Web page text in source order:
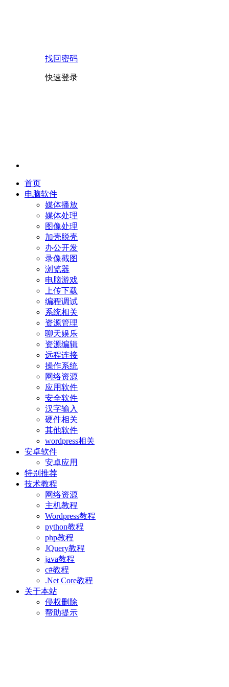
找回密码
快速登录
首页
电脑软件
媒体播放
媒体处理
图像处理
加壳脱壳
办公开发
录像截图
浏览器
电脑游戏
上传下载
编程调试
系统相关
资源管理
聊天娱乐
资源编辑
远程连接
操作系统
网络资源
应用软件
安全软件
汉字输入
硬件相关
其他软件
wordpress相关
安卓软件
安卓应用
特别推荐
技术教程
网络资源
主机教程
Wordpress教程
python教程
php教程
JQuery教程
java教程
c#教程
.Net Core教程
关于本站
侵权删除
帮助提示